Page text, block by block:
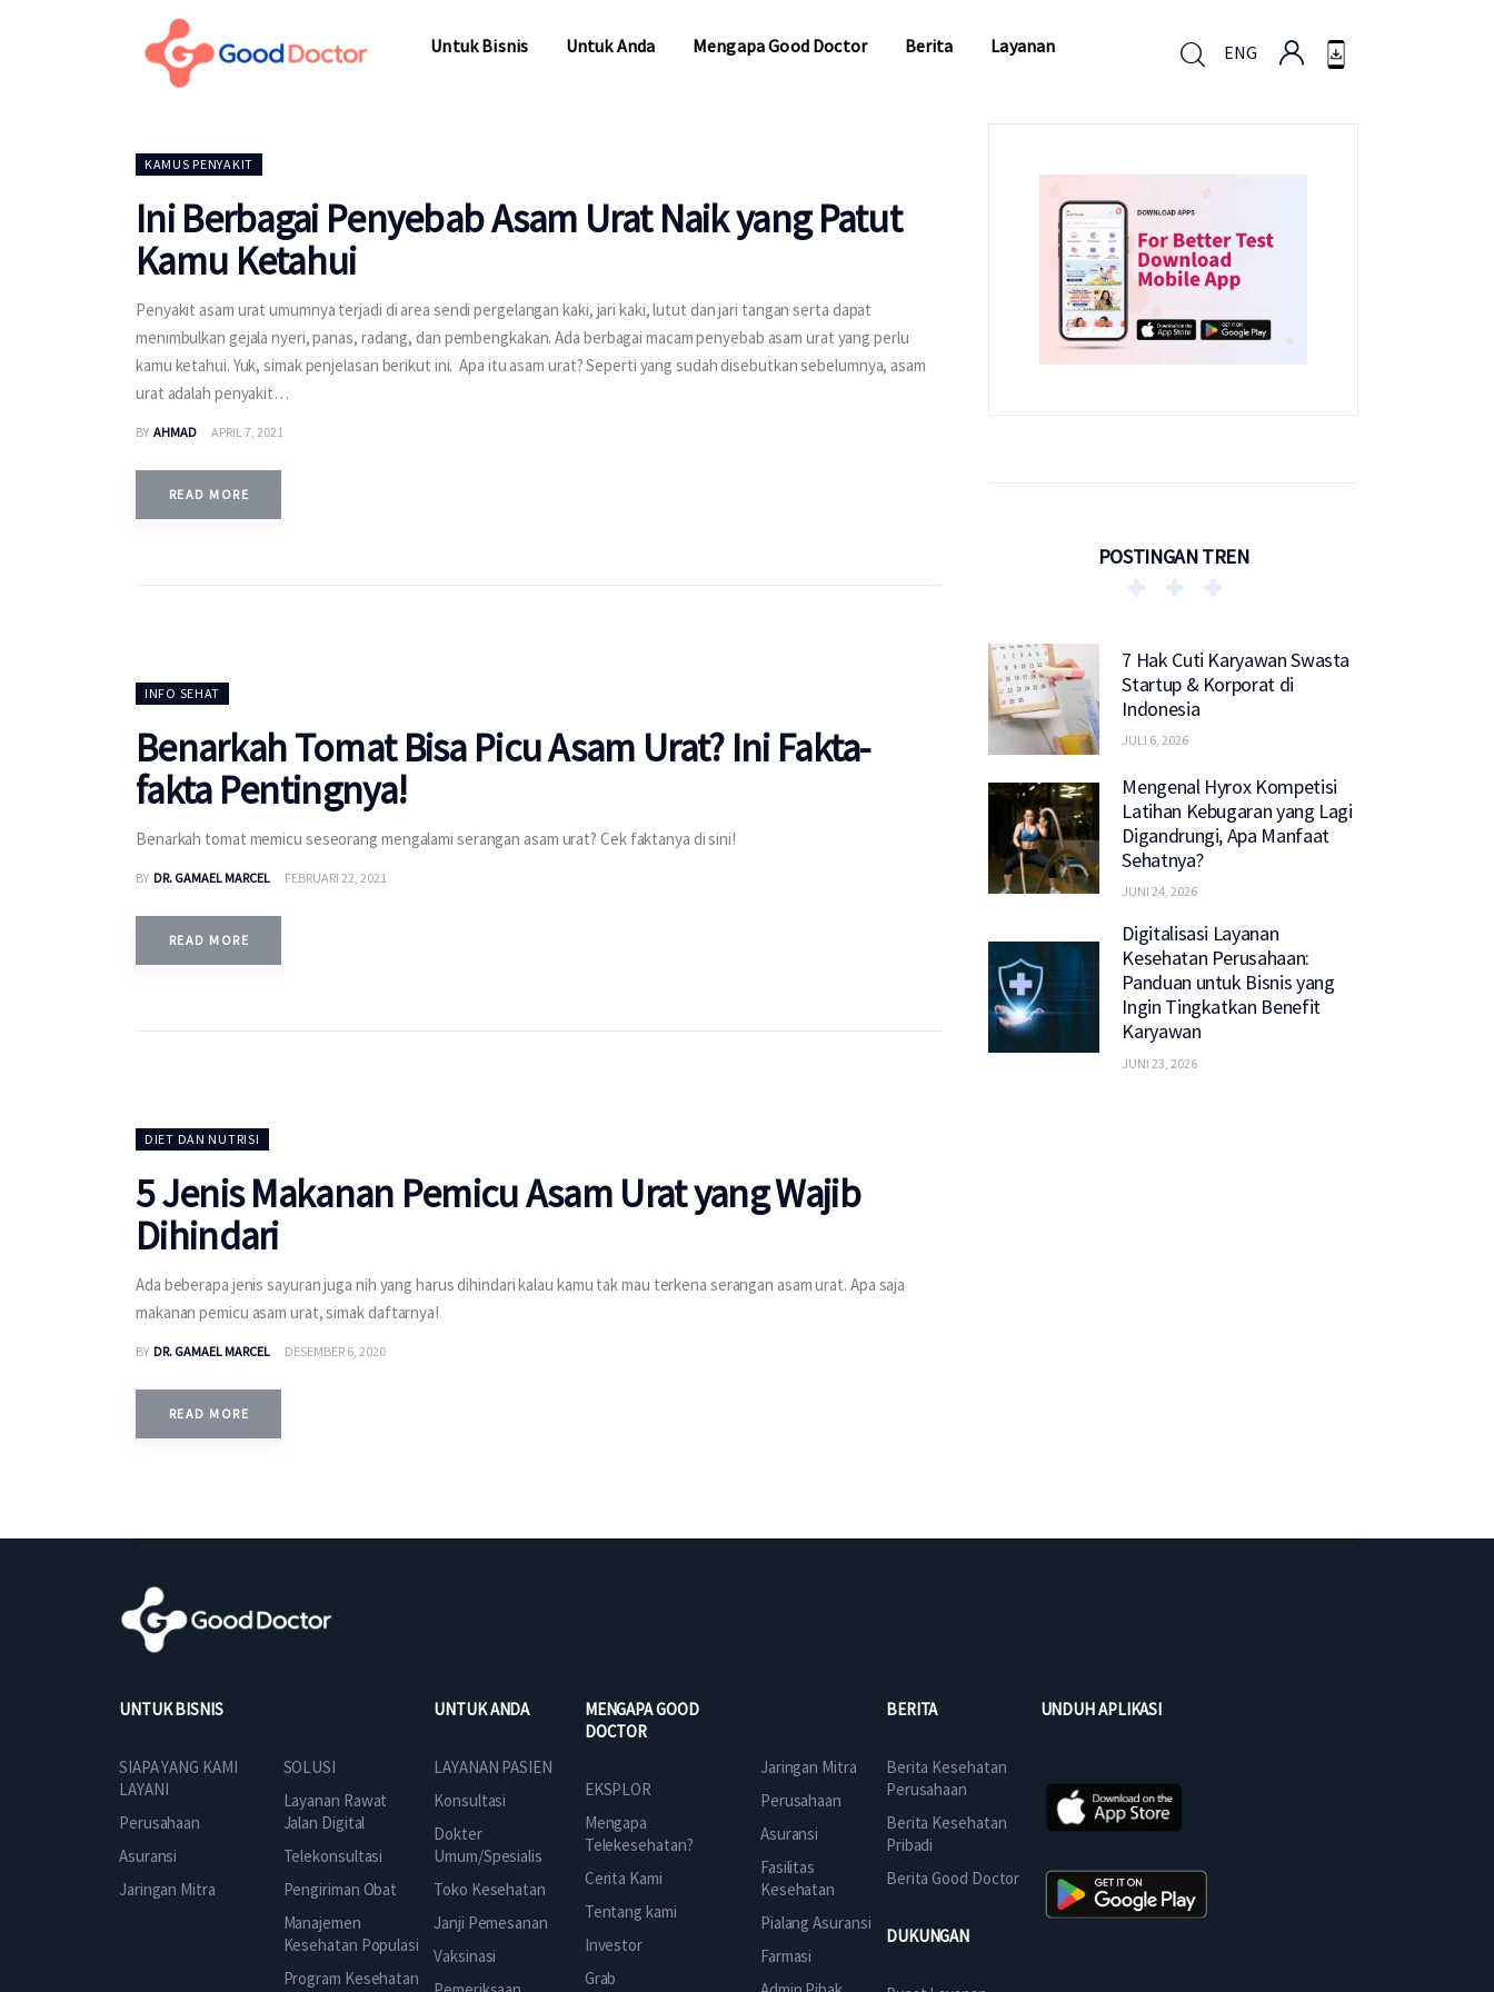
Untuk Bisnis Untuk Anda Mengapa Good Doctor Berita Layanan ENG
KAMUS PENYAKIT
Ini Berbagai Penyebab Asam Urat Naik yang Patut
Kamu Ketahui
Penyakit asam urat umumnya terjadi di area sendi pergelangan kaki, jari kaki, lutut dan jari tangan serta dapat
menimbulkan gejala nyeri, panas, radang, dan pembengkakan. Ada berbagai macam penyebab asam urat yang perlu
kamu ketahui. Yuk, simak penjelasan berikut ini. Apa itu asam urat? Seperti yang sudah disebutkan sebelumnya, asam
urat adalah penyakit…
BY AHMAD APRIL 7, 2021
READ MORE
INFO SEHAT
Benarkah Tomat Bisa Picu Asam Urat? Ini Fakta-
fakta Pentingnya!
Benarkah tomat memicu seseorang mengalami serangan asam urat? Cek faktanya di sini!
BY DR. GAMAEL MARCEL FEBRUARI 22, 2021
READ MORE
DIET DAN NUTRISI
5 Jenis Makanan Pemicu Asam Urat yang Wajib
Dihindari
Ada beberapa jenis sayuran juga nih yang harus dihindari kalau kamu tak mau terkena serangan asam urat. Apa saja
makanan pemicu asam urat, simak daftarnya!
BY DR. GAMAEL MARCEL DESEMBER 6, 2020
READ MORE
POSTINGAN TREN
7 Hak Cuti Karyawan Swasta
Startup & Korporat di
Indonesia
JULI 6, 2026
Mengenal Hyrox Kompetisi
Latihan Kebugaran yang Lagi
Digandrungi, Apa Manfaat
Sehatnya?
JUNI 24, 2026
Digitalisasi Layanan
Kesehatan Perusahaan:
Panduan untuk Bisnis yang
Ingin Tingkatkan Benefit
Karyawan
JUNI 23, 2026
UNTUK BISNIS
SIAPA YANG KAMI
LAYANI
Perusahaan
Asuransi
Jaringan Mitra
SOLUSI
Layanan Rawat
Jalan Digital
Telekonsultasi
Pengiriman Obat
Manajemen
Kesehatan Populasi
Program Kesehatan
UNTUK ANDA
LAYANAN PASIEN
Konsultasi
Dokter
Umum/Spesialis
Toko Kesehatan
Janji Pemesanan
Vaksinasi
MENGAPA GOOD
DOCTOR
EKSPLOR
Mengapa
Telekesehatan?
Cerita Kami
Tentang kami
Investor
Grab
Jaringan Mitra
Perusahaan
Asuransi
Fasilitas
Kesehatan
Pialang Asuransi
Farmasi
BERITA
Berita Kesehatan
Perusahaan
Berita Kesehatan
Pribadi
Berita Good Doctor
DUKUNGAN
UNDUH APLIKASI